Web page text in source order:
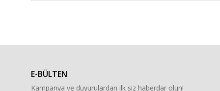
Ürün bilgilerinde hatalar bulunuyor.
E-BÜLTEN
Kampanya ve duyurulardan ilk siz haberdar olun!